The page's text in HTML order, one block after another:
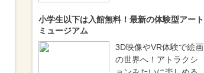
小学生以下は入館無料！最新の体験型アート
ミュージアム
3D映像やVR体験で絵画
の世界へ！アトラクシ